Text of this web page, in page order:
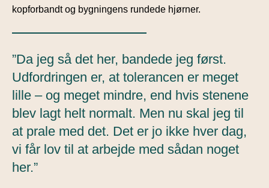
kopforbandt og bygningens rundede hjørner.
”Da jeg så det her, bandede jeg først.
Udfordringen er, at tolerancen er meget
lille – og meget mindre, end hvis stenene
blev lagt helt normalt. Men nu skal jeg til
at prale med det. Det er jo ikke hver dag,
vi får lov til at arbejde med sådan noget
her.”